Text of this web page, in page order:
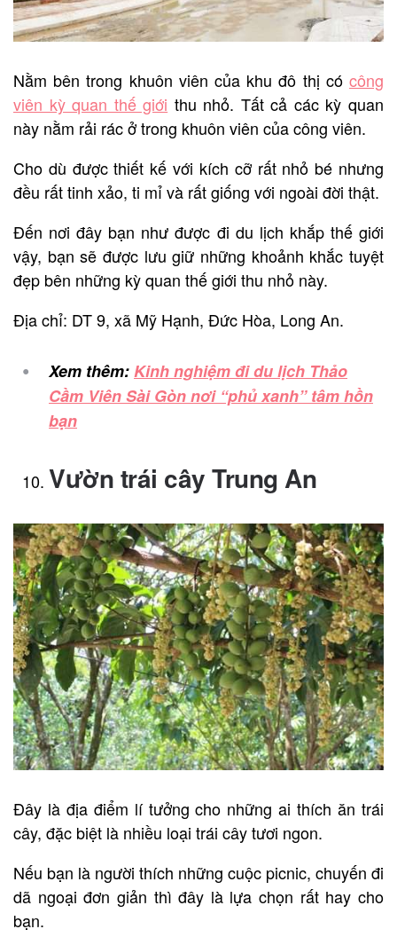
Nằm bên trong khuôn viên của khu đô thị có công
viên kỳ quan thế giới thu nhỏ. Tất cả các kỳ quan
này nằm rải rác ở trong khuôn viên của công viên.
Cho dù được thiết kế với kích cỡ rất nhỏ bé nhưng
đều rất tinh xảo, ti mỉ và rất giống với ngoài đời thật.
Đến nơi đây bạn như được đi du lịch khắp thế giới
vậy, bạn sẽ được lưu giữ những khoảnh khắc tuyệt
đẹp bên những kỳ quan thế giới thu nhỏ này.
Địa chỉ: DT 9, xã Mỹ Hạnh, Đức Hòa, Long An.
Xem thêm:Kinh nghiệm đi du lịch Thảo
Cầm Viên Sài Gòn nơi “phủ xanh” tâm hồn
bạn
Vườn trái cây Trung An
Đây là địa điểm lí tưởng cho những ai thích ăn trái
cây, đặc biệt là nhiều loại trái cây tươi ngon.
Nếu bạn là người thích những cuộc picnic, chuyến đi
dã ngoại đơn giản thì đây là lựa chọn rất hay cho
bạn.